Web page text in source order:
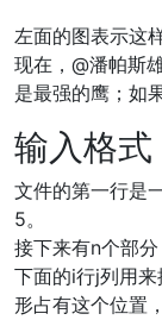
左面的图表示这
现在，@潘帕斯
是最强的鹰；如
输入格式
文件的第一行是
5。
接下来有n个部
下面的i行j列用
形占有这个位置